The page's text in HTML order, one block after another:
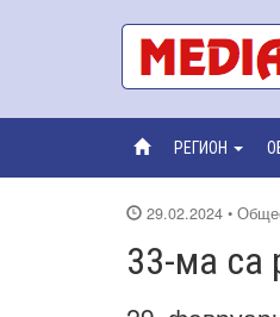
РЕГИОН
29.02.2024 •
33-ма са